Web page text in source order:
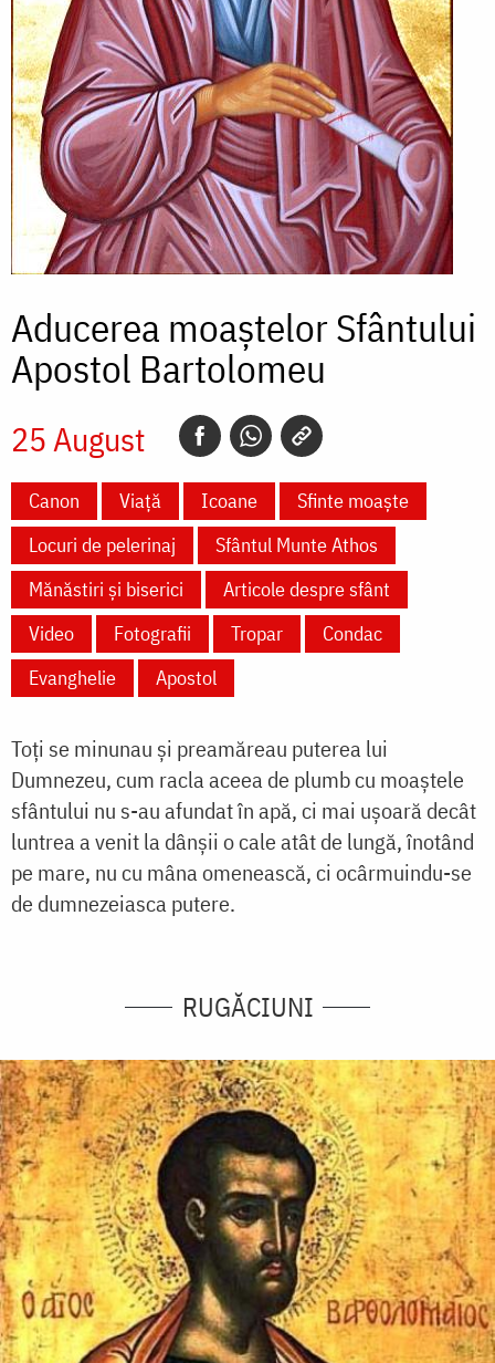
Aducerea moaștelor Sfântului
Apostol Bartolomeu
25 August
Canon Viață Icoane
Sfinte moaște
Locuri de pelerinaj
Sfântul Munte Athos
Mănăstiri și biserici
Articole despre sfânt
Video
Fotografii Tropar
Condac
Evanghelie
Apostol
Toți se minunau și preamăreau puterea lui
Dumnezeu, cum racla aceea de plumb cu moaștele
sfântului nu s-au afundat în apă, ci mai ușoară decât
luntrea a venit la dânșii o cale atât de lungă, înotând
pe mare, nu cu mâna omenească, ci ocârmuindu-se
de dumnezeiasca putere.
RUGĂCIUNI